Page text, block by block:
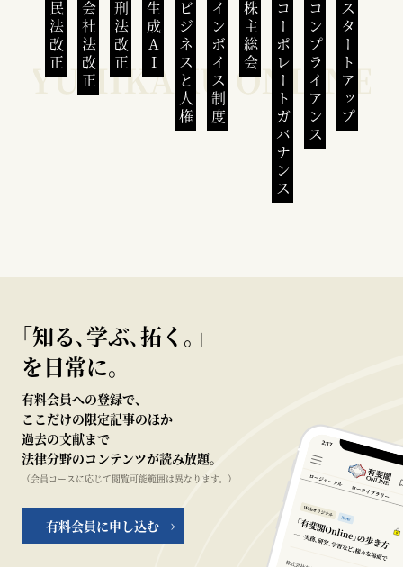
民法改正 会社法改正 刑法改正 生成AI ビジネスと人権インボイス制度 株主総会 コーポレートガバナンスコンプライアンススタートアップ
｢知る､学ぶ､拓く｡｣
を日常に。
有料会員への登録で、
ここだけの限定記事のほか
過去の文献まで
法律分野のコンテンツが読み放題。
（会員コースに応じて閲覧可能範囲は異なります。）
有料会員に申し込む →